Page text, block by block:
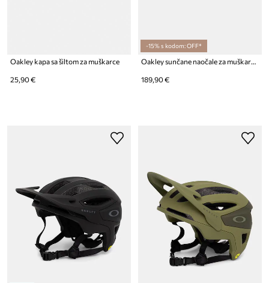
Oakley kapa sa šiltom za muškarce
25,90 €
-15% s kodom: OFF*
Oakley sunčane naočale za muškarce
189,90 €